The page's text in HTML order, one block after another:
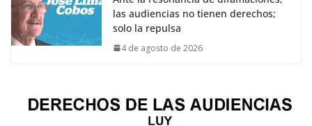
las audiencias no tienen derechos;
solo la repulsa
4 de agosto de 2026